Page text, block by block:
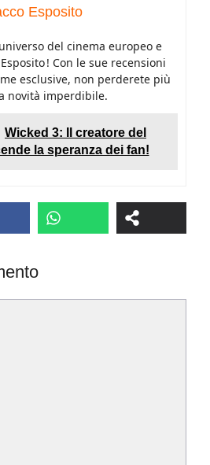
Esposito
del cinema europeo e
! Con le sue recensioni
esclusive, non perderete più
novità imperdibile.
Wicked 3: Il creatore del
la speranza dei fan!